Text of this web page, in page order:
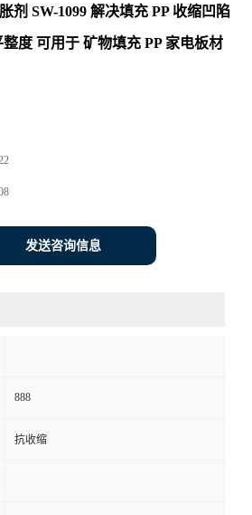
剂 SW-1099 解决填充 PP 收缩凹陷
度 可用于 矿物填充 PP 家电板材
发送咨询信息
888
抗收缩